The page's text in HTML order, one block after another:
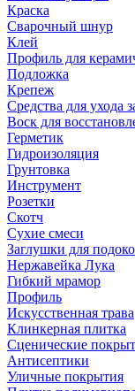
Краска
Сварочный шнур
Клей
Профиль для
Подложка
Крепеж
Средства для ухода
Воск для
Герметик
Гидроизоляция
Грунтовка
Инструмент
Розетки
Скотч
Сухие смеси
Заглушки для
Нержавейка Лука
Гибкий мрамор
Профиль
Искусственная трава
Клинкерная плитка
Сценические
Антисептики
Уличные покрытия